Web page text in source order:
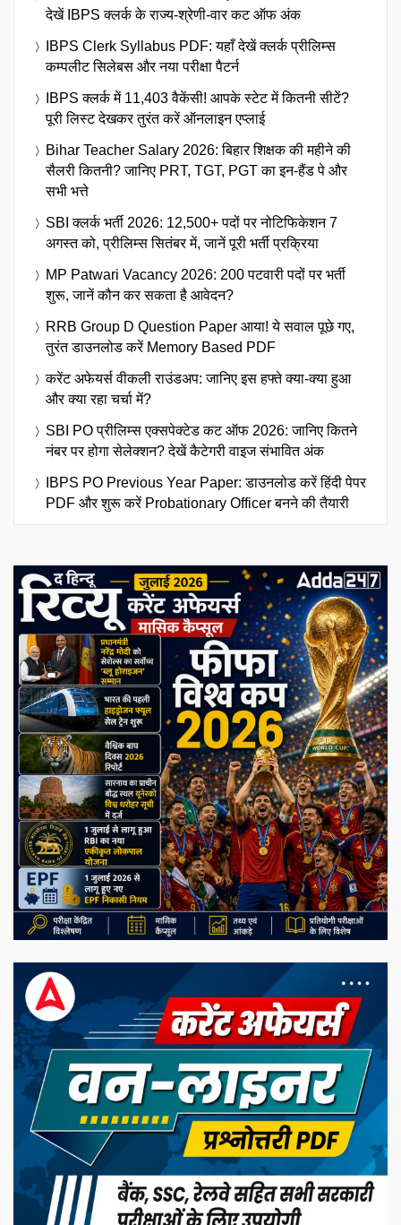
देखें IBPS क्लर्क के राज्य-श्रेणी-वार कट ऑफ अंक
IBPS Clerk Syllabus PDF: यहाँ देखें क्लर्क प्रीलिम्स
कम्पलीट सिलेबस और नया परीक्षा पैटर्न
IBPS क्लर्क में 11,403 वैकेंसी! आपके स्टेट में कितनी सीटें?
पूरी लिस्ट देखकर तुरंत करें ऑनलाइन एप्लाई
Bihar Teacher Salary 2026: बिहार शिक्षक की महीने की
सैलरी कितनी? जानिए PRT, TGT, PGT का इन-हैंड पे और
सभी भत्ते
SBI क्लर्क भर्ती 2026: 12,500+ पदों पर नोटिफिकेशन 7
अगस्त को, प्रीलिम्स सितंबर में, जानें पूरी भर्ती प्रक्रिया
MP Patwari Vacancy 2026: 200 पटवारी पदों पर भर्ती
शुरू, जानें कौन कर सकता है आवेदन?
RRB Group D Question Paper आया! ये सवाल पूछे गए,
तुरंत डाउनलोड करें Memory Based PDF
करेंट अफेयर्स वीकली राउंडअप: जानिए इस हफ्ते क्या-क्या हुआ
और क्या रहा चर्चा में?
SBI PO प्रीलिम्स एक्सपेक्टेड कट ऑफ 2026: जानिए कितने
नंबर पर होगा सेलेक्शन? देखें कैटेगरी वाइज संभावित अंक
IBPS PO Previous Year Paper: डाउनलोड करें हिंदी पेपर
PDF और शुरू करें Probationary Officer बनने की तैयारी